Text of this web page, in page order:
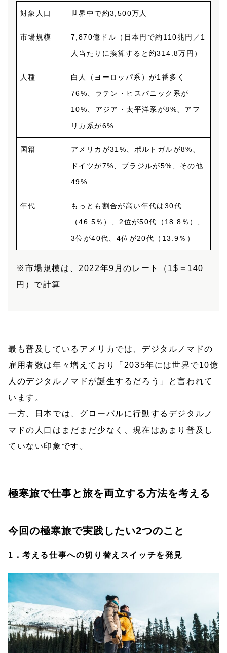
対象人口 世界中で約3,500万人
市場規模
7,870億ドル（日本円で約110兆円／1
人当たりに換算すると約314.8万円）
人種
白人（ヨーロッパ系）が1番多く
76%、ラテン・ヒスパニック系が
10%、アジア・太平洋系が8%、アフ
リカ系が6%
国籍
アメリカが31%、ポルトガルが8%、
ドイツが7%、ブラジルが5%、その他
49%
年代
もっとも割合が高い年代は30代
（46.5％）、2位が50代（18.8％）、
3位が40代、4位が20代（13.9％）
※市場規模は、2022年9月のレート（1$＝140
円）で計算
最も普及しているアメリカでは、デジタルノマドの
雇用者数は年々増えており「2035年には世界で10億
人のデジタルノマドが誕生するだろう」と言われて
います。
一方、日本では、グローバルに行動するデジタルノ
マドの人口はまだまだ少なく、現在はあまり普及し
ていない印象です。
極寒旅で仕事と旅を両立する方法を考える
今回の極寒旅で実践したい2つのこと
1．考える仕事への切り替えスイッチを発見